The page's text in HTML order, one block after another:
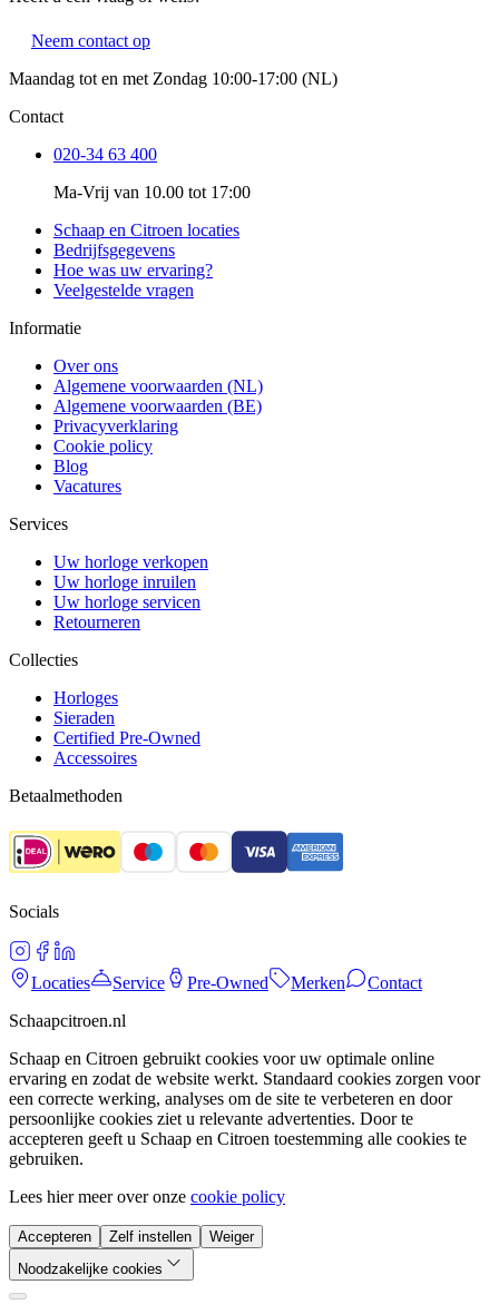
Neem contact op
Maandag tot en met Zondag 10:00-17:00 (NL)
Contact
020-34 63 400
Ma-Vrij van 10.00 tot 17:00
Schaap en Citroen locaties
Bedrijfsgegevens
Hoe was uw ervaring?
Veelgestelde vragen
Informatie
Over ons
Algemene voorwaarden (NL)
Algemene voorwaarden (BE)
Privacyverklaring
Cookie policy
Blog
Vacatures
Services
Uw horloge verkopen
Uw horloge inruilen
Uw horloge servicen
Retourneren
Collecties
Horloges
Sieraden
Certified Pre-Owned
Accessoires
Betaalmethoden
Socials
Locaties Service Pre-Owned Merken
Contact
Schaapcitroen.nl
Schaap en Citroen gebruikt cookies voor uw optimale online
ervaring en zodat de website werkt. Standaard cookies zorgen voor
een correcte werking, analyses om de site te verbeteren en door
persoonlijke cookies ziet u relevante advertenties. Door te
accepteren geeft u Schaap en Citroen toestemming alle cookies te
gebruiken.
Lees hier meer over onze cookie policy
Accepteren Zelf instellen
Weiger
Noodzakelijke cookies